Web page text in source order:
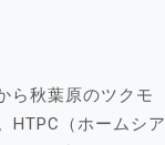
ら秋葉原のツクモ
HTPC（ホームシア